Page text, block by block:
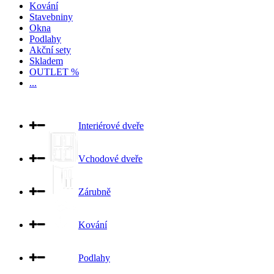
Kování
Stavebniny
Okna
Podlahy
Akční sety
Skladem
OUTLET %
...
Interiérové dveře
Vchodové dveře
Zárubně
Kování
Podlahy